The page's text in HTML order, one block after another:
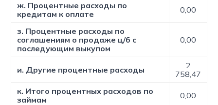
ж. Процентные расходы по
кредитам к оплате
0,00
з. Процентные расходы по
соглашениям о продаже ц/б с
последующим выкупом
0,00
и. Другие процентные расходы
2
758,47
к. Итого процентных расходов по
займам
0,00